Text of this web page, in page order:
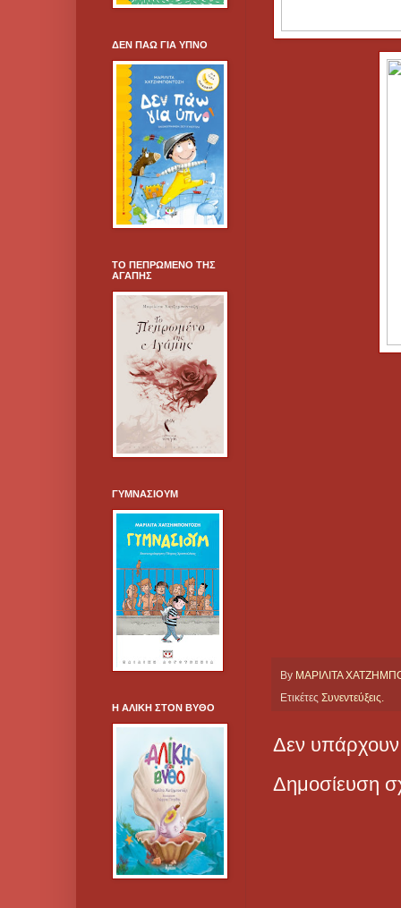
By ΜΑΡΙΛΙΤΑ
Ετικέτες Συνεντεύξεις.
Δεν υπάρχουν
Δημοσίευση
ΔΕΝ ΠΑΩ ΓΙΑ ΥΠΝΟ
ΤΟ ΠΕΠΡΩΜΕΝΟ ΤΗΣ
ΑΓΑΠΗΣ
ΓΥΜΝΑΣΙΟΥΜ
Η ΑΛΙΚΗ ΣΤΟΝ ΒΥΘΟ